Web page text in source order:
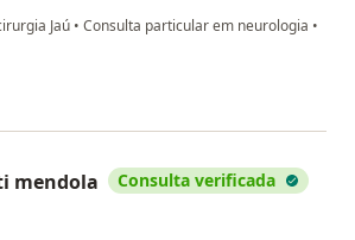
Jaú • Consulta particular em neurologia •
Custódio
mendola Consulta verificada